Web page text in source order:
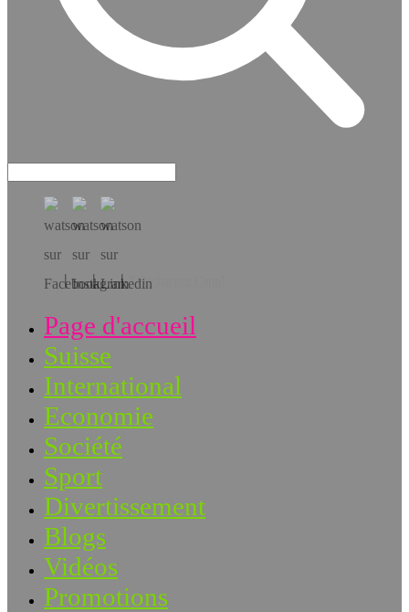
Téléchargez l’app!
Page d'accueil
Suisse
International
Economie
Société
Sport
Divertissement
Blogs
Vidéos
Promotions